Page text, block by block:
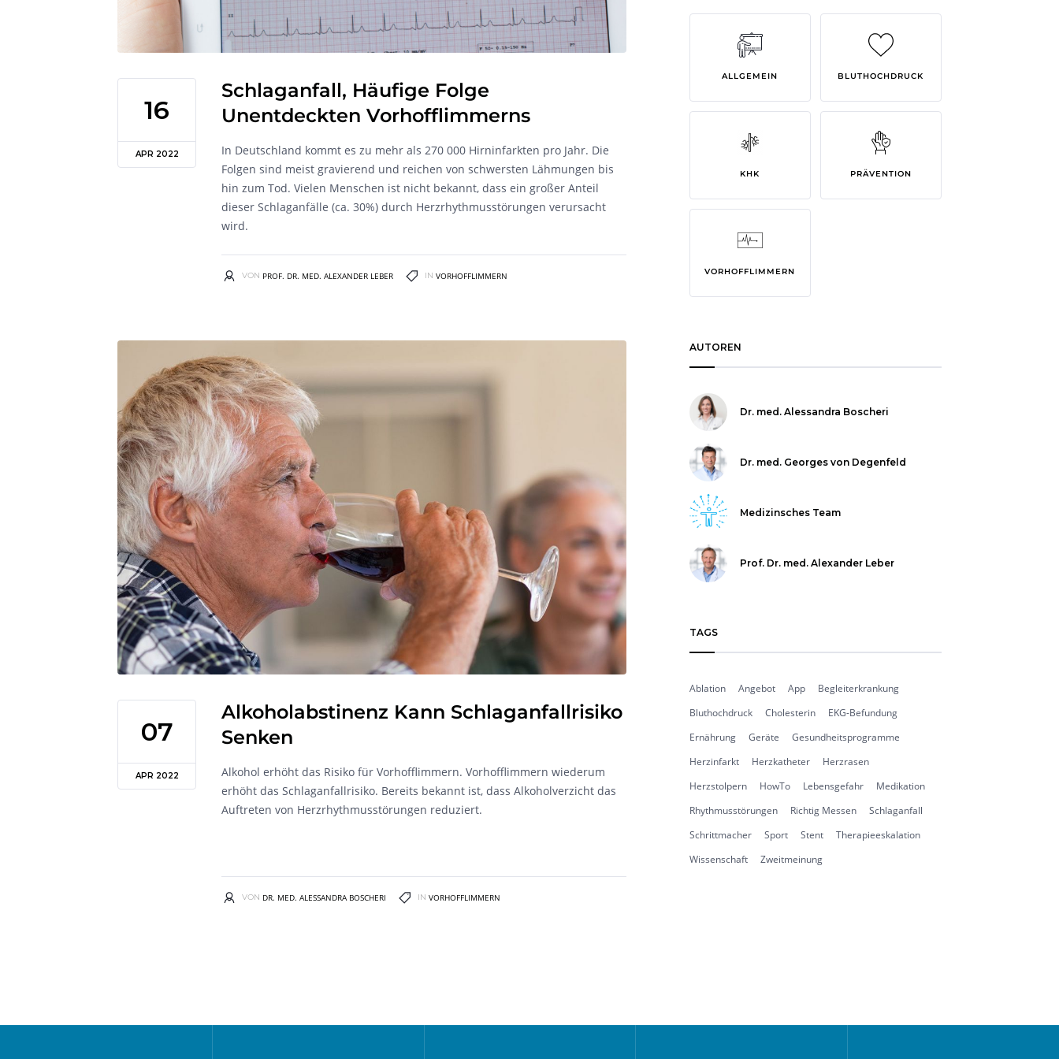
16
APR 2022
Schlaganfall, Häufige Folge
Unentdeckten Vorhofflimmerns
In Deutschland kommt es zu mehr als 270 000 Hirninfarkten pro Jahr. Die
Folgen sind meist gravierend und reichen von schwersten Lähmungen bis
hin zum Tod. Vielen Menschen ist nicht bekannt, dass ein großer Anteil
dieser Schlaganfälle (ca. 30%) durch Herzrhythmusstörungen verursacht
wird.
VON PROF. DR. MED. ALEXANDER LEBER INVORHOFFLIMMERN
07
APR 2022
Alkoholabstinenz Kann Schlaganfallrisiko
Senken
Alkohol erhöht das Risiko für Vorhofflimmern. Vorhofflimmern wiederum
erhöht das Schlaganfallrisiko. Bereits bekannt ist, dass Alkoholverzicht das
Auftreten von Herzrhythmusstörungen reduziert.
VON DR. MED. ALESSANDRA BOSCHERI INVORHOFFLIMMERN
ALLGEMEIN BLUTHOCHDRUCK
KHK PRÄVENTION
VORHOFFLIMMERN
AUTOREN
Dr. med. Alessandra Boscheri
Dr. med. Georges von Degenfeld
Medizinsches Team
Prof. Dr. med. Alexander Leber
TAGS
Ablation Angebot App
Begleiterkrankung
Bluthochdruck
Cholesterin
EKG-Befundung
Ernährung
Geräte
Gesundheitsprogramme
Herzinfarkt
Herzkatheter
Herzrasen
Herzstolpern
HowTo Lebensgefahr
Medikation
Rhythmusstörungen
Richtig Messen
Schlaganfall
Schrittmacher
Sport Stent
Therapieeskalation
Wissenschaft
Zweitmeinung